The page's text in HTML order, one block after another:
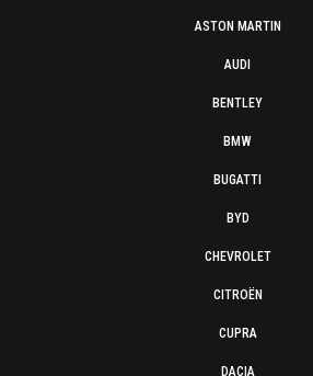
ASTON MARTIN
AUDI
BENTLEY
BMW
BUGATTI
BYD
CHEVROLET
CITROËN
CUPRA
DACIA